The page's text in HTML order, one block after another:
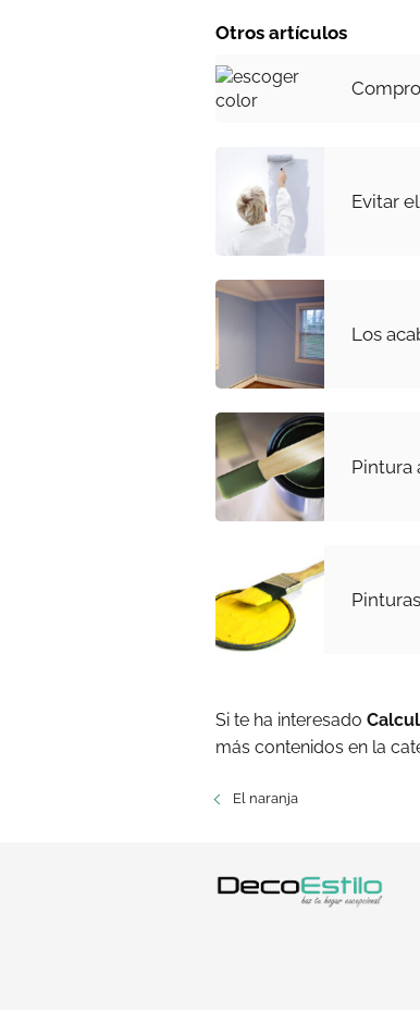
Otros artículos
Evitar
Los
Pintura
Si te ha interesado
más contenidos en la
El naranja